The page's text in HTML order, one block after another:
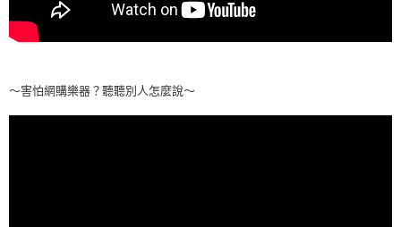
～害怕網購樂器？聽聽別人怎麼說～